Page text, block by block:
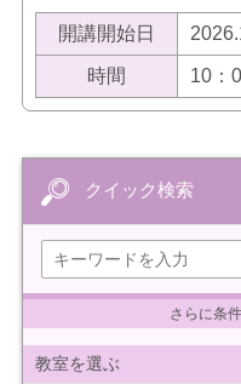
開講開始日
時間 10：
クイック検索
さらに条
教室を選ぶ